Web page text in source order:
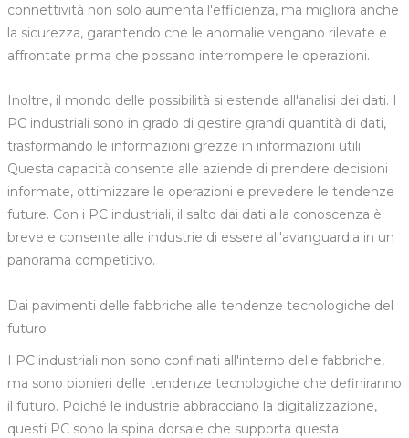
connettività non solo aumenta l'efficienza, ma migliora anche
la sicurezza, garantendo che le anomalie vengano rilevate e
affrontate prima che possano interrompere le operazioni.
Inoltre, il mondo delle possibilità si estende all'analisi dei dati. I
PC industriali sono in grado di gestire grandi quantità di dati,
trasformando le informazioni grezze in informazioni utili.
Questa capacità consente alle aziende di prendere decisioni
informate, ottimizzare le operazioni e prevedere le tendenze
future. Con i PC industriali, il salto dai dati alla conoscenza è
breve e consente alle industrie di essere all'avanguardia in un
panorama competitivo.
Dai pavimenti delle fabbriche alle tendenze tecnologiche del
futuro
I PC industriali non sono confinati all'interno delle fabbriche,
ma sono pionieri delle tendenze tecnologiche che definiranno
il futuro. Poiché le industrie abbracciano la digitalizzazione,
questi PC sono la spina dorsale che supporta questa